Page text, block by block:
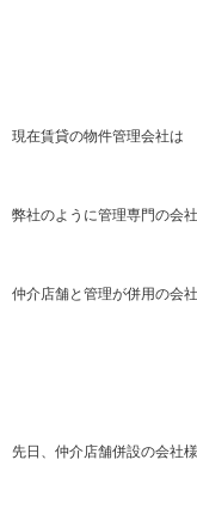
現在賃貸の物件管理会社は
弊社のように管理専門の会社
仲介店舗と管理が併用の会社
先日、仲介店舗併設の会社